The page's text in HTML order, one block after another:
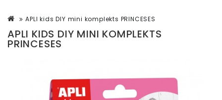
APLI kids DIY mini komplekts PRINCESES
APLI KIDS DIY MINI KOMPLEKTS
PRINCESES